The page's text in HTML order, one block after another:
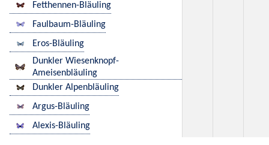
Fetthennen-Bläuling
Faulbaum-Bläuling
Eros-Bläuling
Dunkler Wiesenknopf-
Ameisenbläuling
Dunkler Alpenbläuling
Argus-Bläuling
Alexis-Bläuling